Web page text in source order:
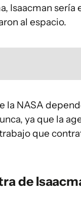
Isaacman
al espacio.
la NASA
ya que la
que
de